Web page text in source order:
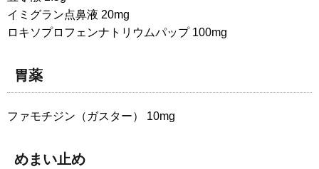
イミグラン点鼻液 20mg
ロキソプロフェンナトリウムパップ 100mg
胃薬
ファモチジン（ガスター） 10mg
めまい止め